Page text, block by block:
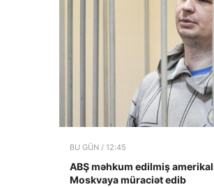
BU GÜN / 12:45
ABŞ məhkum edilmiş
Moskvaya müraciət edib